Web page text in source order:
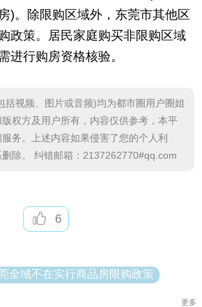
)。除限购区域外，东莞市其他区
政策。居民家庭购买非限购区域
进行购房资格核验。
括视频、图片或音频)均为都市圈用户圈姐
权方及用户所有，内容仅供参考，本平
务。上述内容如果侵害了您的个人利
除。 纠错邮箱：2137262770#qq.com
6
全域不在实行商品房限购政策
更多